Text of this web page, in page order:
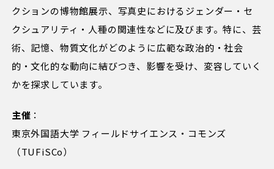
クションの博物館展示、写真史におけるジェンダー・セ
クシュアリティ・人種の関連性などに及びます。特に、芸
術、記憶、物質文化がどのように広範な政治的・社会
的・文化的な動向に結びつき、影響を受け、変容していく
かを探求しています。
主催 ：
東京外国語大学 フィールドサイエンス・コモンズ
（TUFiSCo）